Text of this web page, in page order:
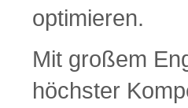
optimieren.
Mit großem
höchster